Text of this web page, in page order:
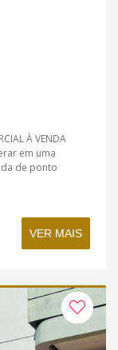
À VENDA
em uma
de ponto
VER MAIS